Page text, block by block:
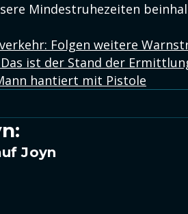
Mindestruhezeiten
Folgen weitere
ist der Stand der
hantiert mit Pistole
Joyn